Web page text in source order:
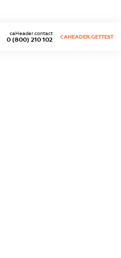
0 (800) 210 102
caHeader.contact
CAHEADER.GETTEST